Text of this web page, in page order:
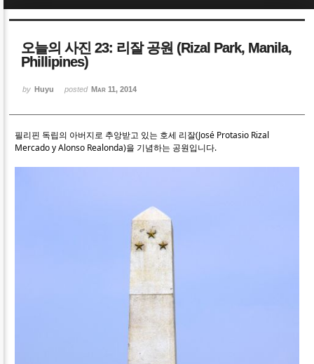
오늘의 사진 23: 리잘 공원 (Rizal Park, Manila,
Phillipines)
by Huyu posted Mar 11, 2014
필리핀 독립의 아버지로 추앙받고 있는 호세 리잘(José Protasio Rizal
Mercado y Alonso Realonda)을 기념하는 공원입니다.
Sketchbook5, 스케치북5
Sketchbook5, 스케치북5
Sketchbook5, 스케치북5
Sketchbook5, 스케치북5